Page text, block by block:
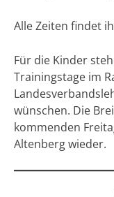
Alle Zeiten findet
Für die Kinder
Trainingstage im
wünschen. Die
kommenden
Altenberg wieder.